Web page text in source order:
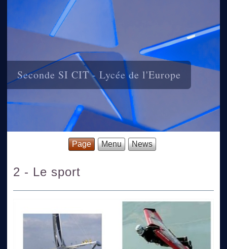
Seconde SI CIT - Lycée de l'Europe
Page Menu News
2 - Le sport